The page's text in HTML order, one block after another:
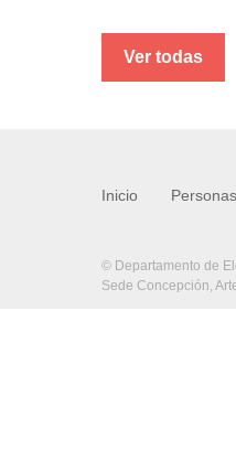
Ver todas
Inicio Personas
© Departamento de
Sede Concepción,